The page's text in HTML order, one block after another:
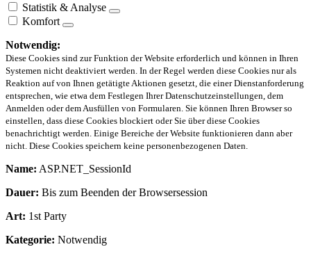
Statistik & Analyse
Komfort
Notwendig:
Diese Cookies sind zur Funktion der Website erforderlich und können in Ihren
Systemen nicht deaktiviert werden. In der Regel werden diese Cookies nur als
Reaktion auf von Ihnen getätigte Aktionen gesetzt, die einer Dienstanforderung
entsprechen, wie etwa dem Festlegen Ihrer Datenschutzeinstellungen, dem
Anmelden oder dem Ausfüllen von Formularen. Sie können Ihren Browser so
einstellen, dass diese Cookies blockiert oder Sie über diese Cookies
benachrichtigt werden. Einige Bereiche der Website funktionieren dann aber
nicht. Diese Cookies speichern keine personenbezogenen Daten.
Name: ASP.NET_SessionId
Dauer: Bis zum Beenden der Browsersession
Art: 1st Party
Kategorie: Notwendig